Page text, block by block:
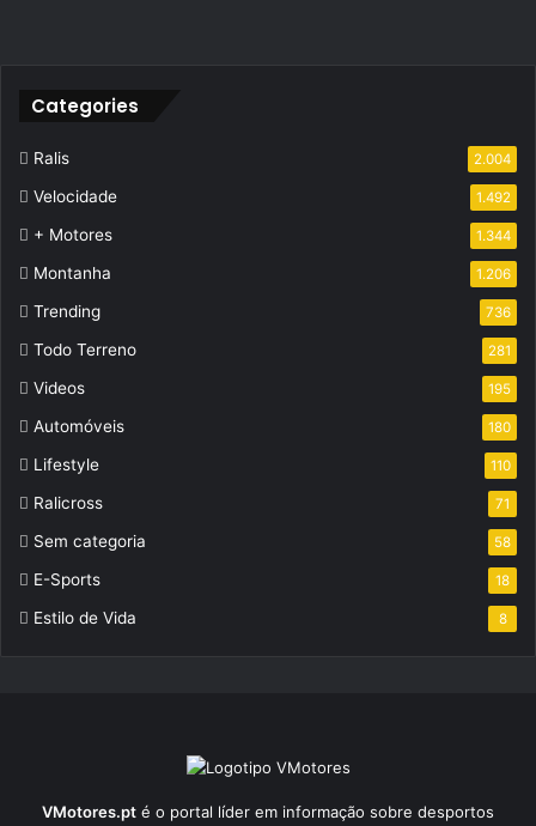
Categories
Ralis 2.004
Velocidade 1.492
+ Motores 1.344
Montanha 1.206
Trending 736
Todo Terreno 281
Videos 195
Automóveis 180
Lifestyle 110
Ralicross 71
Sem categoria 58
E-Sports 18
Estilo de Vida 8
VMotores.pt é o portal líder em informação sobre desportos